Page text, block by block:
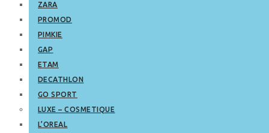
ZARA
PROMOD
PIMKIE
GAP
ETAM
DECATHLON
GO SPORT
LUXE – COSMETIQUE
L’OREAL